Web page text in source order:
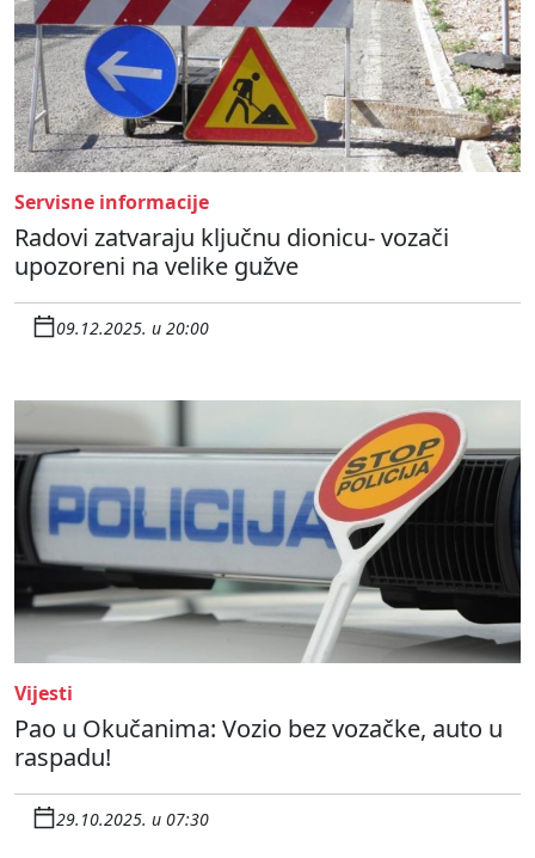
Servisne informacije
Radovi zatvaraju ključnu dionicu- vozači
upozoreni na velike gužve
09.12.2025. u 20:00
Vijesti
Pao u Okučanima: Vozio bez vozačke, auto u
raspadu!
29.10.2025. u 07:30